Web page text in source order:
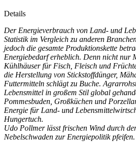
Details
Der Energieverbrauch von Land- und
Statistik im Vergleich zu anderen
jedoch die gesamte Produktionskette
Energiebedarf erheblich. Denn nicht nur
Kühlhäuser für Fisch, Fleisch und
die Herstellung von Stickstoffdünger,
Futtermitteln schlägt zu Buche.
Lebensmittel in großem Stil global
Pommesbuden, Großküchen und
Energie für Land- und
Hungertuch.
Udo Pollmer lässt frischen Wind durch
Nebelschwaden zur Energiepolitik pfeifen.